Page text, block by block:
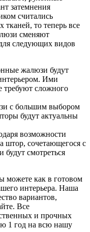
затемнения
считались
то теперь все
сменяют
следующих видов
жалюзи будут
Ими
требуют сложного
с большим выбором
будут актуальны
возможности
штор, сочетающегося с
будут смотреться
можете как в готовом
интерьера. Наша
вариантов,
Все
и прочных
1 год на всю нашу